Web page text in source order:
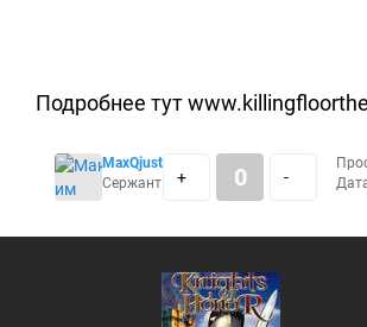
Подробнее тут
MaxQjust
Сержант
+ 0 -